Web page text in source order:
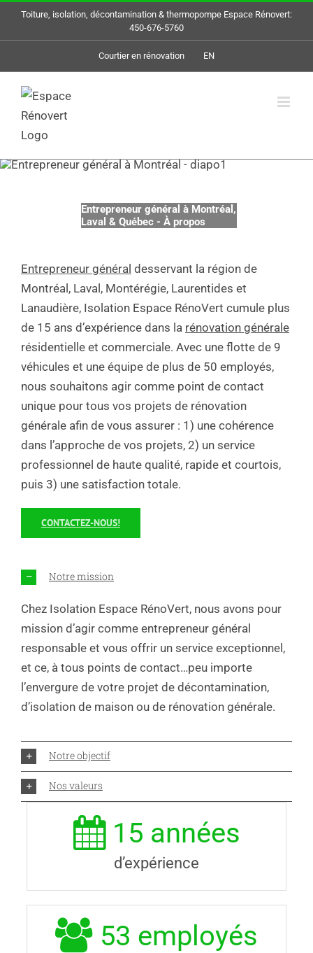
SkipToiture, isolation, décontamination & thermopompe Espace Rénovert:
450-676-5760
Courtier en rénovation EN
Entrepreneur général à Montréal,
Laval & Québec - À propos
Entrepreneur général desservant la région de
Montréal, Laval, Montérégie, Laurentides et
Lanaudière, Isolation Espace RénoVert cumule plus
de 15 ans d’expérience dans la rénovation générale
résidentielle et commerciale. Avec une flotte de 9
véhicules et une équipe de plus de 50 employés,
nous souhaitons agir comme point de contact
unique pour tous vos projets de rénovation
générale afin de vous assurer : 1) une cohérence
dans l’approche de vos projets, 2) un service
professionnel de haute qualité, rapide et courtois,
puis 3) une satisfaction totale.
CONTACTEZ-NOUS!
Notre mission
Chez Isolation Espace RénoVert, nous avons pour
mission d’agir comme entrepreneur général
responsable et vous offrir un service exceptionnel,
et ce, à tous points de contact…peu importe
l’envergure de votre projet de décontamination,
d’isolation de maison ou de rénovation générale.
Notre objectif
Nos valeurs
15 années
d’expérience
53 employés